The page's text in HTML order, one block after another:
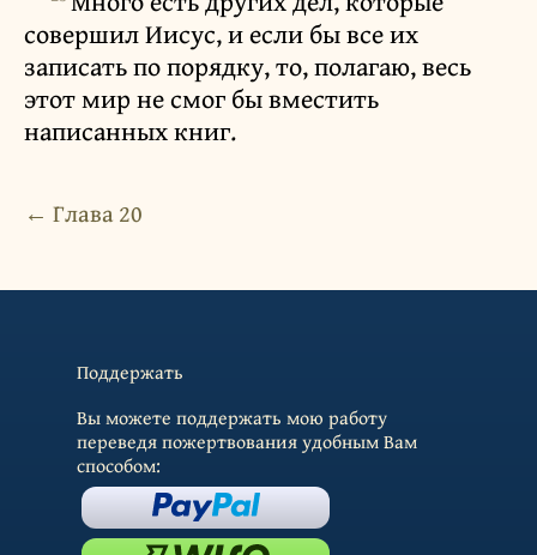
совершил Иисус, и если бы все их
записать по порядку, то, полагаю, весь
этот мир не смог бы вместить
написанных книг.
← Глава 20
Поддержать
Вы можете поддержать мою работу
переведя пожертвования удобным Вам
способом: